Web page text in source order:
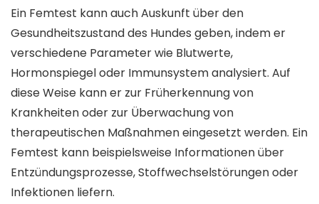
Ein Femtest kann auch Auskunft über den
Gesundheitszustand des Hundes geben, indem er
verschiedene Parameter wie Blutwerte,
Hormonspiegel oder Immunsystem analysiert. Auf
diese Weise kann er zur Früherkennung von
Krankheiten oder zur Überwachung von
therapeutischen Maßnahmen eingesetzt werden. Ein
Femtest kann beispielsweise Informationen über
Entzündungsprozesse, Stoffwechselstörungen oder
Infektionen liefern.